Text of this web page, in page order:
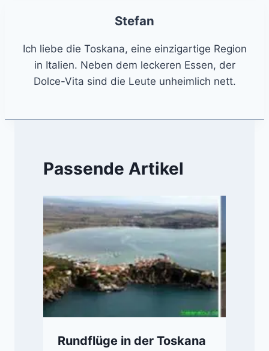
Stefan
Ich liebe die Toskana, eine einzigartige Region
in Italien. Neben dem leckeren Essen, der
Dolce-Vita sind die Leute unheimlich nett.
Passende Artikel
Rundflüge in der Toskana